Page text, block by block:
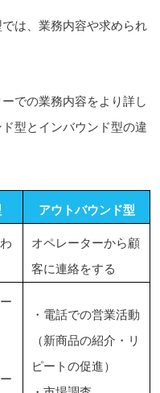
は、業務内容や求められ
での業務内容をより詳し
型とインバウンド型の違
アウトバウンド型
オペレーターから顧
客に連絡をする
・電話での営業活動
（新商品の紹介・リ
ピートの促進）